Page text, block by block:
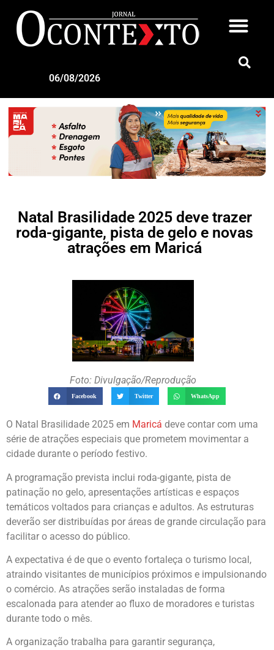
06/08/2026
Natal Brasilidade 2025 deve trazer
roda-gigante, pista de gelo e novas
atrações em Maricá
Foto: Divulgação/Reprodução
Facebook Twitter WhatsApp
O Natal Brasilidade 2025 em Maricá deve contar com uma
série de atrações especiais que prometem movimentar a
cidade durante o período festivo.
A programação prevista inclui roda-gigante, pista de
patinação no gelo, apresentações artísticas e espaços
temáticos voltados para crianças e adultos. As estruturas
deverão ser distribuídas por áreas de grande circulação para
facilitar o acesso do público.
A expectativa é de que o evento fortaleça o turismo local,
atraindo visitantes de municípios próximos e impulsionando
o comércio. As atrações serão instaladas de forma
escalonada para atender ao fluxo de moradores e turistas
durante todo o mês.
A organização trabalha para garantir segurança,